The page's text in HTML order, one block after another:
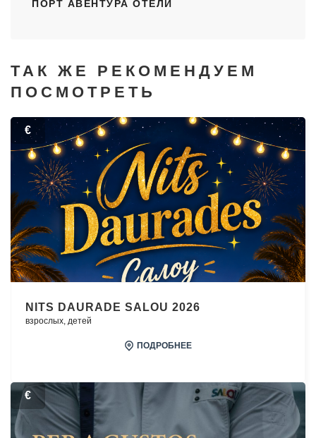
ПОРТ АВЕНТУРА ОТЕЛИ
ТАК ЖЕ РЕКОМЕНДУЕМ
ПОСМОТРЕТЬ
€
NITS DAURADE SALOU 2026
взрослых, детей
ПОДРОБНЕЕ
€